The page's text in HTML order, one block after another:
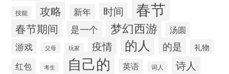
技能 攻略 新年 时间 春节
春节期间 是一个 梦幻西游
汤圆
游戏
父母 玩家 疫情 的人 的是 礼物
红包 考生 自己的 英语 词人
诗人